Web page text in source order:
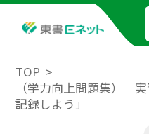
TOP
（学力向上問題集）
記録しよう」